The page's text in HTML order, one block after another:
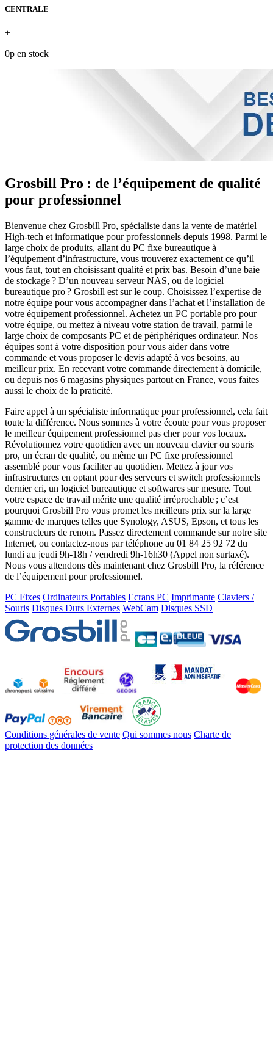
CENTRALE
+
0p en stock
Grosbill Pro : de l’équipement de qualité
pour professionnel
Bienvenue chez Grosbill Pro, spécialiste dans la vente de matériel
High-tech et informatique pour professionnels depuis 1998. Parmi le
large choix de produits, allant du PC fixe bureautique à
l’équipement d’infrastructure, vous trouverez exactement ce qu’il
vous faut, tout en choisissant qualité et prix bas. Besoin d’une baie
de stockage ? D’un nouveau serveur NAS, ou de logiciel
bureautique pro ? Grosbill est sur le coup. Choisissez l’expertise de
notre équipe pour vous accompagner dans l’achat et l’installation de
votre équipement professionnel. Achetez un PC portable pro pour
votre équipe, ou mettez à niveau votre station de travail, parmi le
large choix de composants PC et de périphériques ordinateur. Nos
équipes sont à votre disposition pour vous aider dans votre
commande et vous proposer le devis adapté à vos besoins, au
meilleur prix. En recevant votre commande directement à domicile,
ou depuis nos 6 magasins physiques partout en France, vous faites
aussi le choix de la praticité.
Faire appel à un spécialiste informatique pour professionnel, cela fait
toute la différence. Nous sommes à votre écoute pour vous proposer
le meilleur équipement professionnel pas cher pour vos locaux.
Révolutionnez votre quotidien avec un nouveau clavier ou souris
pro, un écran de qualité, ou même un PC fixe professionnel
assemblé pour vous faciliter au quotidien. Mettez à jour vos
infrastructures en optant pour des serveurs et switch professionnels
dernier cri, un logiciel bureautique et softwares sur mesure. Tout
votre espace de travail mérite une qualité irréprochable ; c’est
pourquoi Grosbill Pro vous promet les meilleurs prix sur la large
gamme de marques telles que Synology, ASUS, Epson, et tous les
constructeurs de renom. Passez directement commande sur notre site
Internet, ou contactez-nous par téléphone au 01 84 25 92 72 du
lundi au jeudi 9h-18h / vendredi 9h-16h30 (Appel non surtaxé).
Nous vous attendons dès maintenant chez Grosbill Pro, la référence
de l’équipement pour professionnel.
PC Fixes Ordinateurs Portables Ecrans PC Imprimante Claviers /
Souris Disques Durs Externes WebCam Disques SSD
Conditions générales de vente Qui sommes nous Charte de
protection des données